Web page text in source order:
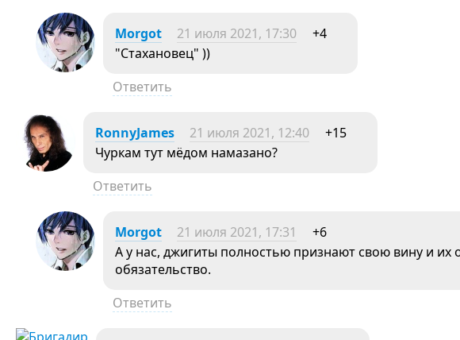
Morgot 21 июля 2021, 17:30
+4
"Стахановец" ))
Ответить
RonnyJames 21 июля 2021, 12:40
+15
Чуркам тут мёдом намазано?
Ответить
Morgot 21 июля 2021, 17:31
+6
А у нас, джигиты полностью признают свою вину и их
обязательство.
Ответить